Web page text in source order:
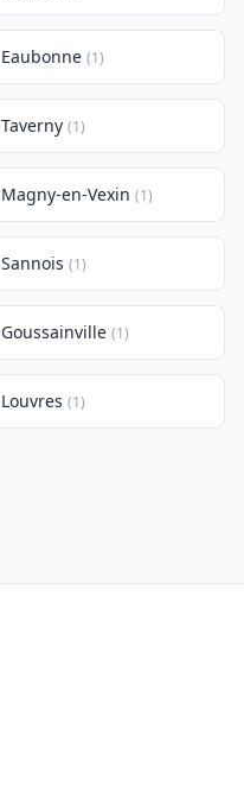
Eaubonne (1)
Taverny (1)
Magny-en-Vexin (1)
Sannois (1)
Goussainville (1)
Louvres (1)